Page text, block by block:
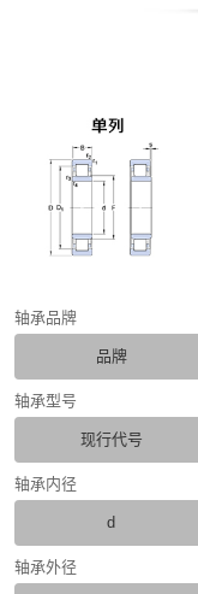
轴承品牌
品牌
轴承型号
现行代号
轴承内径
d
轴承外径